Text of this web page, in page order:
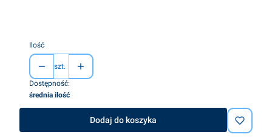
Ilość
szt.
Dostępność:
średnia ilość
Dodaj do koszyka